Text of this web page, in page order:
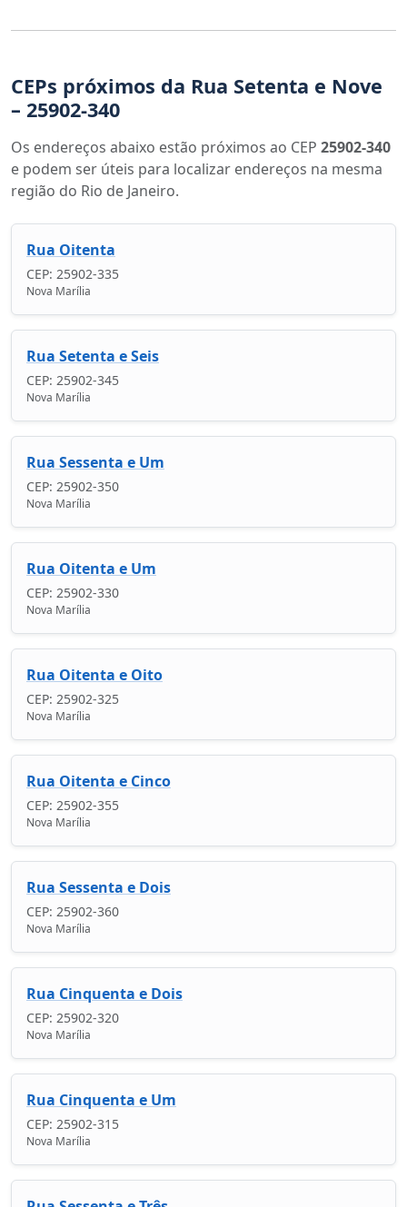
CEPs próximos da Rua Setenta e Nove
– 25902-340
Os endereços abaixo estão próximos ao CEP 25902-340
e podem ser úteis para localizar endereços na mesma
região do Rio de Janeiro.
Rua Oitenta
CEP: 25902-335
Nova Marília
Rua Setenta e Seis
CEP: 25902-345
Nova Marília
Rua Sessenta e Um
CEP: 25902-350
Nova Marília
Rua Oitenta e Um
CEP: 25902-330
Nova Marília
Rua Oitenta e Oito
CEP: 25902-325
Nova Marília
Rua Oitenta e Cinco
CEP: 25902-355
Nova Marília
Rua Sessenta e Dois
CEP: 25902-360
Nova Marília
Rua Cinquenta e Dois
CEP: 25902-320
Nova Marília
Rua Cinquenta e Um
CEP: 25902-315
Nova Marília